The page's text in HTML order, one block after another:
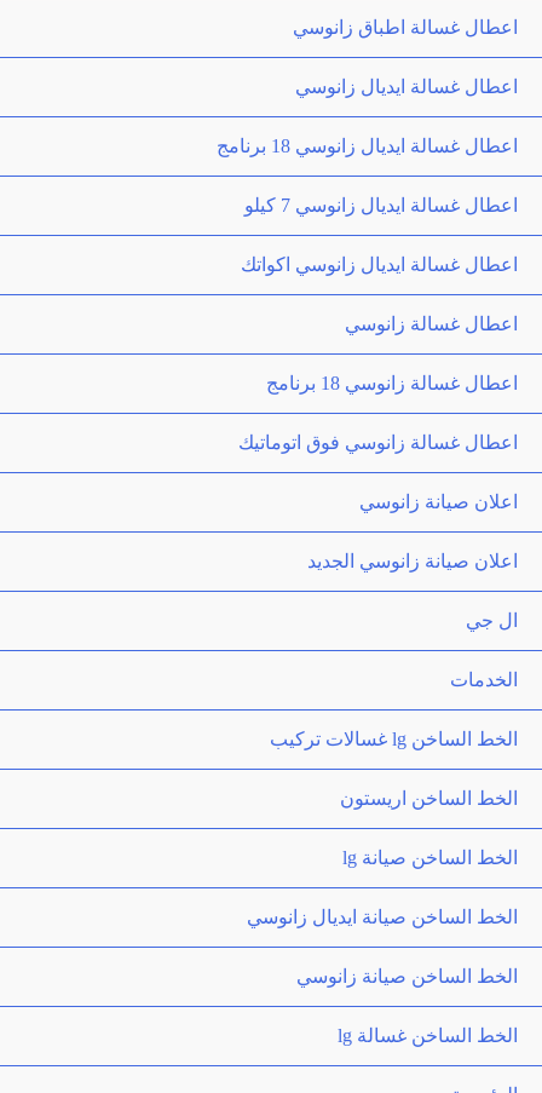
اعطال غسالة اطباق زانوسي
اعطال غسالة ايديال زانوسي
اعطال غسالة ايديال زانوسي 18 برنامج
اعطال غسالة ايديال زانوسي 7 كيلو
اعطال غسالة ايديال زانوسي اكواتك
اعطال غسالة زانوسي
اعطال غسالة زانوسي 18 برنامج
اعطال غسالة زانوسي فوق اتوماتيك
اعلان صيانة زانوسي
اعلان صيانة زانوسي الجديد
ال جي
الخدمات
الخط الساخن lg غسالات تركيب
الخط الساخن اريستون
الخط الساخن صيانة lg
الخط الساخن صيانة ايديال زانوسي
الخط الساخن صيانة زانوسي
الخط الساخن غسالة lg